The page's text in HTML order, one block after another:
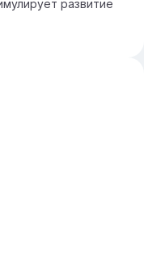
развитие